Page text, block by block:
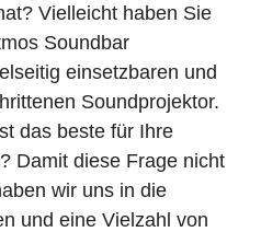
Vielleicht haben Sie
Soundbar
einsetzbaren und
Soundprojektor.
das beste für Ihre
Damit diese Frage nicht
wir uns in die
und eine Vielzahl von